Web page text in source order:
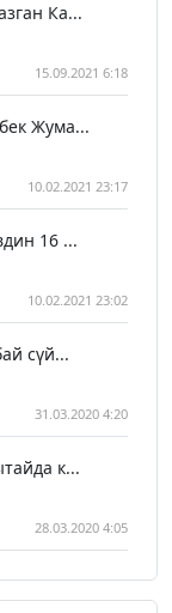
Ка...
15.09.2021 6:18
Жума...
10.02.2021 23:17
16 ...
10.02.2021 23:02
сүй...
31.03.2020 4:20
к...
28.03.2020 4:05